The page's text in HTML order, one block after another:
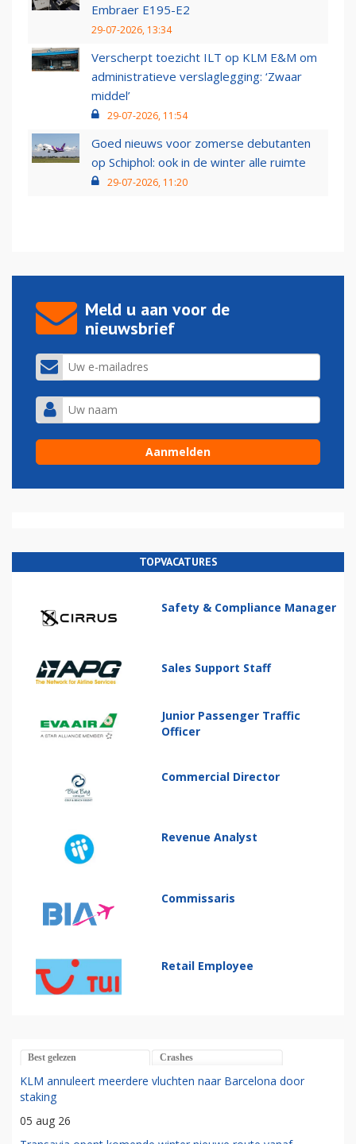
Embraer E195-E2
29-07-2026, 13:34
Verscherpt toezicht ILT op KLM E&M om
administratieve verslaglegging: ‘Zwaar
middel’
29-07-2026, 11:54
Goed nieuws voor zomerse debutanten
op Schiphol: ook in de winter alle ruimte
29-07-2026, 11:20
Meld u aan voor de
nieuwsbrief
TOPVACATURES
Safety & Compliance Manager
Sales Support Staff
Junior Passenger Traffic
Officer
Commercial Director
Revenue Analyst
Commissaris
Retail Employee
Best gelezen Crashes
KLM annuleert meerdere vluchten naar Barcelona door
staking
05 aug 26